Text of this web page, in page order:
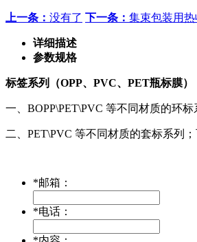
上一条： 没有了 下一条： 集束包装用
详细描述
参数规格
标签系列（OPP、PVC、PET瓶标膜）
一、BOPP\PET\PVC 等不同材质的环
二、PET\PVC 等不同材质的套标系列
*邮箱：
*电话：